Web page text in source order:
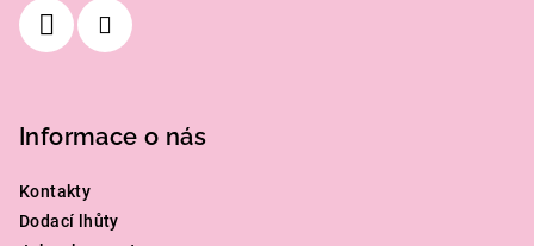
Informace o nás
Kontakty
Dodací lhůty